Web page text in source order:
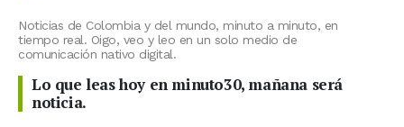
Noticias de Colombia y del mundo, minuto a minuto, en
tiempo real. Oigo, veo y leo en un solo medio de
comunicación nativo digital.
Lo que leas hoy en minuto30, mañana será
noticia.